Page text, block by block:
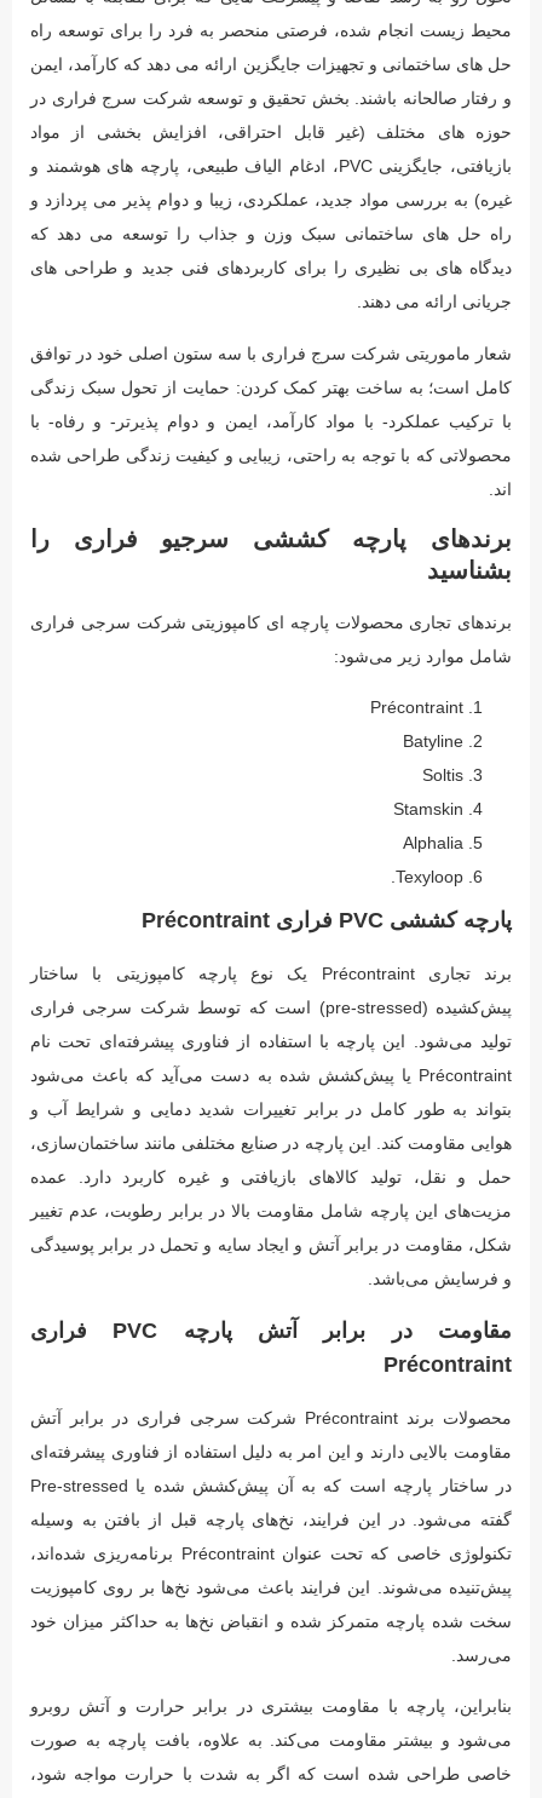
محیط زیست انجام شده، فرصتی منحصر به فرد را برای توسعه راه
حل های ساختمانی و تجهیزات جایگزین ارائه می دهد که کارآمد، ایمن
و رفتار صالحانه باشند. بخش تحقیق و توسعه شرکت سرج فراری در
حوزه های مختلف (غیر قابل احتراقی، افزایش بخشی از مواد
بازیافتی، جایگزینی PVC، ادغام الیاف طبیعی، پارچه های هوشمند و
غیره) به بررسی مواد جدید، عملکردی، زیبا و دوام پذیر می پردازد و
راه حل های ساختمانی سبک وزن و جذاب را توسعه می دهد که
دیدگاه های بی نظیری را برای کاربردهای فنی جدید و طراحی های
جریانی ارائه می دهند.
شعار ماموریتی شرکت سرج فراری با سه ستون اصلی خود در توافق
کامل است؛ به ساخت بهتر کمک کردن: حمایت از تحول سبک زندگی
با ترکیب عملکرد- با مواد کارآمد، ایمن و دوام پذیرتر- و رفاه- با
محصولاتی که با توجه به راحتی، زیبایی و کیفیت زندگی طراحی شده
اند.
برندهای پارچه کششی سرجیو فراری را
بشناسید
برندهای تجاری محصولات پارچه ای کامپوزیتی شرکت سرجی فراری
شامل موارد زیر می‌شود:
Précontraint
Batyline
Soltis
Stamskin
Alphalia
Texyloop.
پارچه کششی PVC فراری Précontraint
برند تجاری Précontraint یک نوع پارچه کامپوزیتی با ساختار
پیش‌کشیده (pre-stressed) است که توسط شرکت سرجی فراری
تولید می‌شود. این پارچه با استفاده از فناوری پیشرفته‌ای تحت نام
Précontraint یا پیش‌کشش شده به دست می‌آید که باعث می‌شود
بتواند به طور کامل در برابر تغییرات شدید دمایی و شرایط آب و
هوایی مقاومت کند. این پارچه در صنایع مختلفی مانند ساختمان‌سازی،
حمل و نقل، تولید کالاهای بازیافتی و غیره کاربرد دارد. عمده
مزیت‌های این پارچه شامل مقاومت بالا در برابر رطوبت، عدم تغییر
شکل، مقاومت در برابر آتش و ایجاد سایه و تحمل در برابر پوسیدگی
و فرسایش می‌باشد.
مقاومت در برابر آتش پارچه PVC فراری
Précontraint
محصولات برند Précontraint شرکت سرجی فراری در برابر آتش
مقاومت بالایی دارند و این امر به دلیل استفاده از فناوری پیشرفته‌ای
در ساختار پارچه است که به آن پیش‌کشش شده یا Pre-stressed
گفته می‌شود. در این فرایند، نخ‌های پارچه قبل از بافتن به وسیله
تکنولوژی خاصی که تحت عنوان Précontraint برنامه‌ریزی شده‌اند،
پیش‌تنیده می‌شوند. این فرایند باعث می‌شود نخ‌ها بر روی کامپوزیت
سخت شده پارچه متمرکز شده و انقباض نخ‌ها به حداکثر میزان خود
می‌رسد.
بنابراین، پارچه با مقاومت بیشتری در برابر حرارت و آتش روبرو
می‌شود و بیشتر مقاومت می‌کند. به علاوه، بافت پارچه به صورت
خاصی طراحی شده است که اگر به شدت با حرارت مواجه شود،